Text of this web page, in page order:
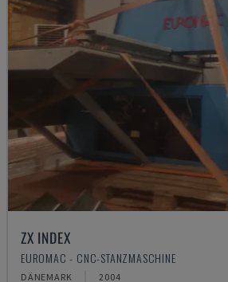
ZX INDEX
EUROMAC - CNC-STANZMASCHINE
DÄNEMARK 2004